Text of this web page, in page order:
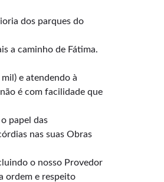
dos parques do
a caminho de Fátima.
e atendendo à
é com facilidade que
papel das
nas suas Obras
o nosso Provedor
ordem e respeito